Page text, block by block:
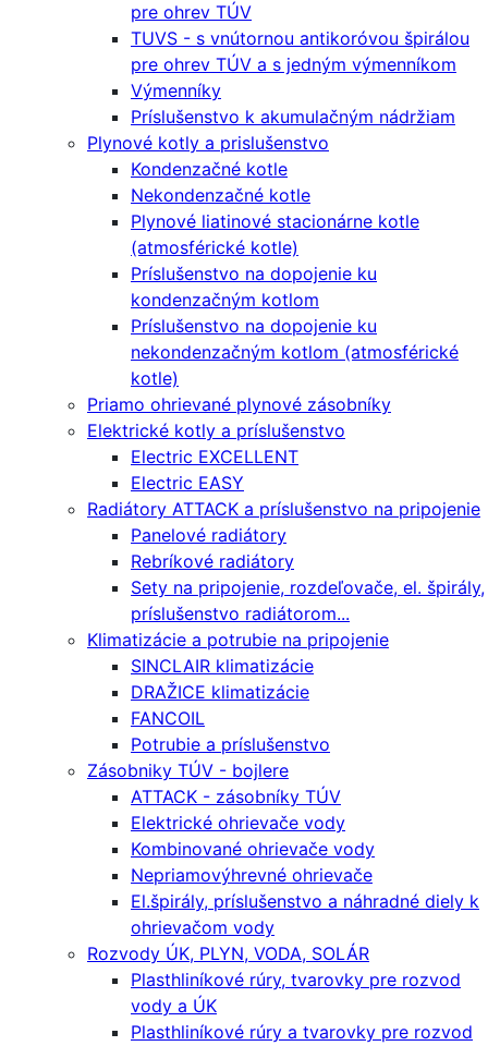
pre ohrev TÚV
TUVS - s vnútornou antikoróvou špirálou
pre ohrev TÚV a s jedným výmenníkom
Výmenníky
Príslušenstvo k akumulačným nádržiam
Plynové kotly a prislušenstvo
Kondenzačné kotle
Nekondenzačné kotle
Plynové liatinové stacionárne kotle
(atmosférické kotle)
Príslušenstvo na dopojenie ku
kondenzačným kotlom
Príslušenstvo na dopojenie ku
nekondenzačným kotlom (atmosférické
kotle)
Priamo ohrievané plynové zásobníky
Elektrické kotly a príslušenstvo
Electric EXCELLENT
Electric EASY
Radiátory ATTACK a príslušenstvo na pripojenie
Panelové radiátory
Rebríkové radiátory
Sety na pripojenie, rozdeľovače, el. špirály,
príslušenstvo radiátorom...
Klimatizácie a potrubie na pripojenie
SINCLAIR klimatizácie
DRAŽICE klimatizácie
FANCOIL
Potrubie a príslušenstvo
Zásobniky TÚV - bojlere
ATTACK - zásobníky TÚV
Elektrické ohrievače vody
Kombinované ohrievače vody
Nepriamovýhrevné ohrievače
El.špirály, príslušenstvo a náhradné diely k
ohrievačom vody
Rozvody ÚK, PLYN, VODA, SOLÁR
Plasthliníkové rúry, tvarovky pre rozvod
vody a ÚK
Plasthliníkové rúry a tvarovky pre rozvod